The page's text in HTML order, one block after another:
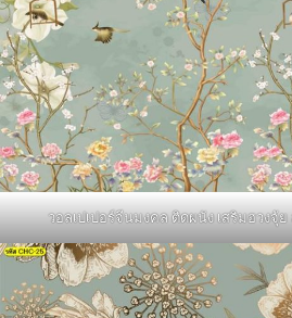
วอลเปเปอร์จีนมงคล ติดผนัง เสริมฮวงจุ้